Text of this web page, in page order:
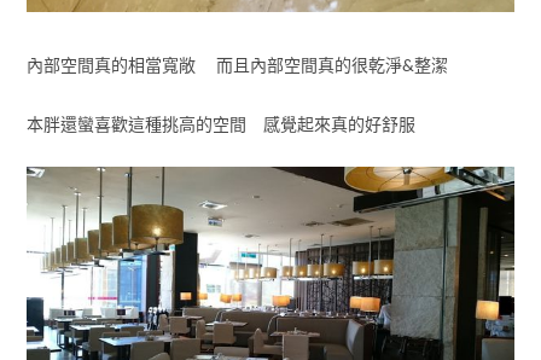
內部空間真的相當寬敞 而且內部空間真的很乾淨&整潔
本胖還蠻喜歡這種挑高的空間 感覺起來真的好舒服